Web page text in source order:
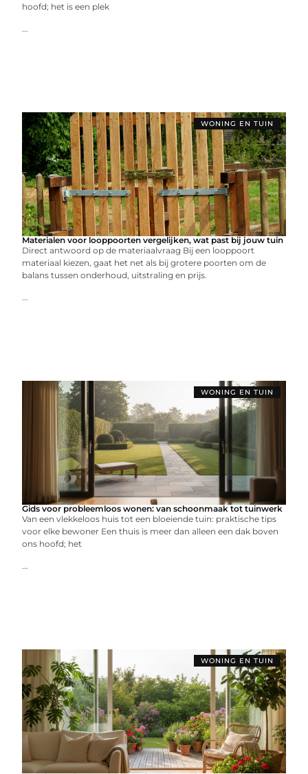
hoofd; het is een plek
...
WONING EN TUIN
Materialen voor looppoorten vergelijken, wat past bij jouw tuin
Direct antwoord op de materiaalvraag Bij een looppoort
materiaal kiezen, gaat het net als bij grotere poorten om de
balans tussen onderhoud, uitstraling en prijs.
...
WONING EN TUIN
Gids voor probleemloos wonen: van schoonmaak tot tuinwerk
Van een vlekkeloos huis tot een bloeiende tuin: praktische tips
voor elke bewoner Een thuis is meer dan alleen een dak boven
ons hoofd; het
...
WONING EN TUIN